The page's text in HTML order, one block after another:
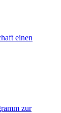
einen
zur